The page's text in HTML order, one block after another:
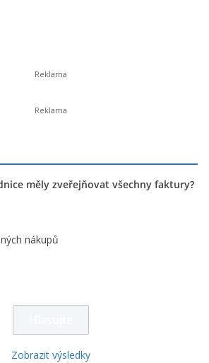
měly zveřejňovat všechny faktury?
nákupů
Zobrazit výsledky